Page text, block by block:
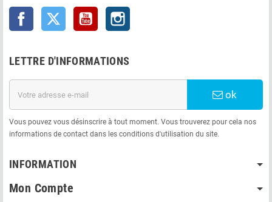
Facebook Twitter YouTube
LETTRE D'INFORMATIONS
ok
Vous pouvez vous désinscrire à tout moment. Vous trouverez pour cela nos
informations de contact dans les conditions d'utilisation du site.
INFORMATION
Mon Compte